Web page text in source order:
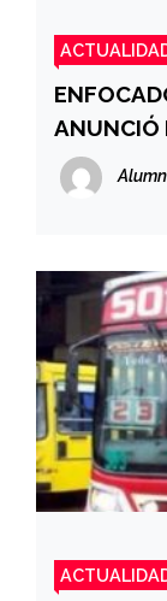
ANUNCIÓ
PLAN